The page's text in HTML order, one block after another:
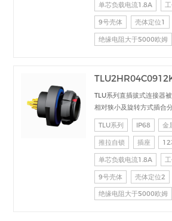
单芯负载电流1.8A
9号壳体 壳体定位1
绝缘电阻大于5000欧姆
TLU系列直插拔式连接器
相对狭小及旋转方式插合
于电台设备、加固计算机
备、音频视频设备、数据
直流、高速、射频、光纤
TLU系列 IP68 金
推拉自锁 插座 12
单芯负载电流1.8A
9号壳体 壳体定位2
绝缘电阻大于5000欧姆